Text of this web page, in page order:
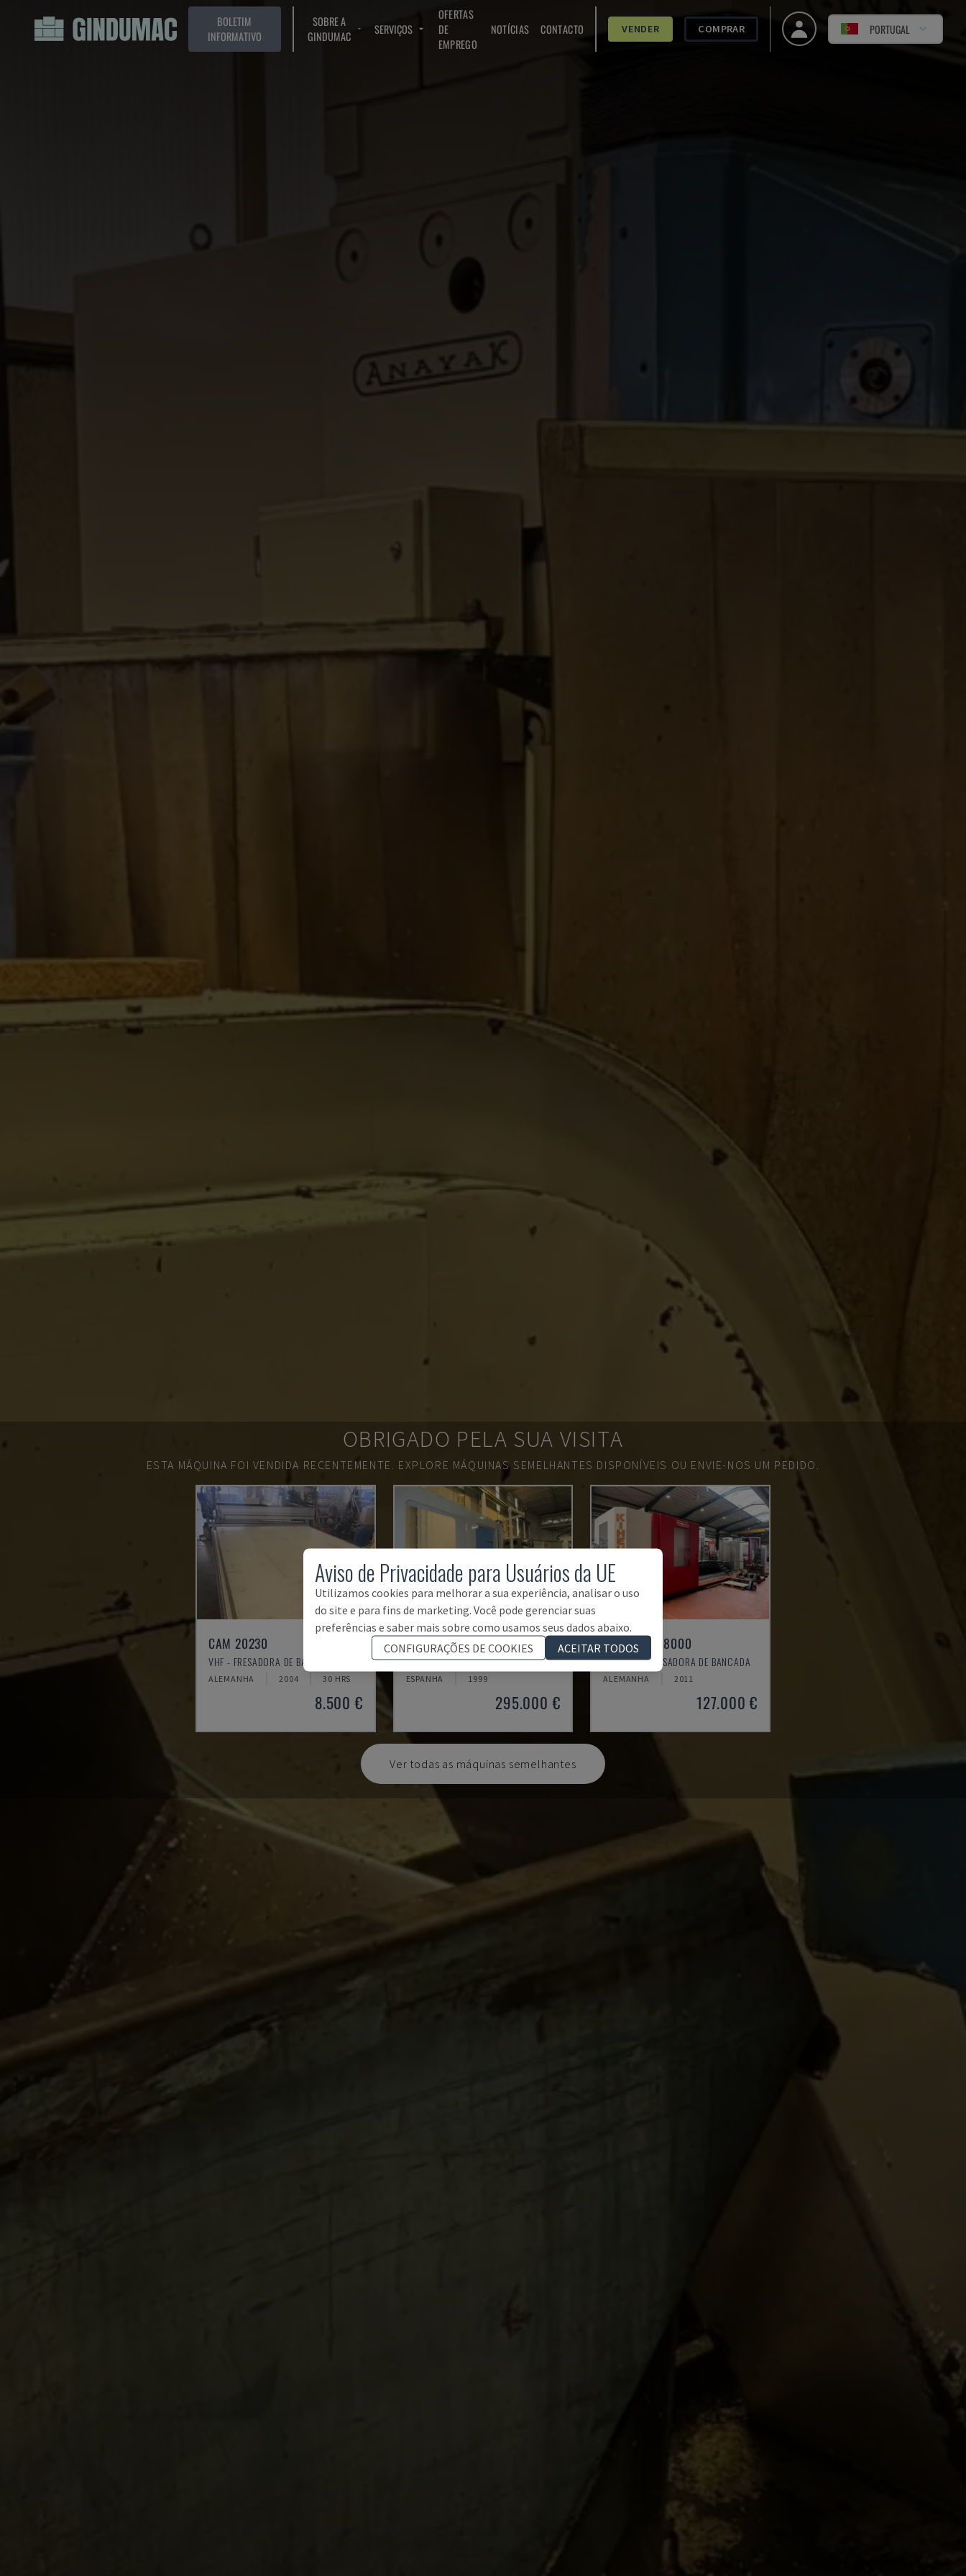
BOLETIM
INFORMATIVO
SOBRE A
GINDUMAC
SERVIÇOS
OFERTAS
DE
EMPREGO
NOTÍCIAS CONTACTO VENDER COMPRAR PORTUGAL
OBRIGADO PELA SUA VISITA
ESTA MÁQUINA FOI VENDIDA RECENTEMENTE. EXPLORE MÁQUINAS SEMELHANTES DISPONÍVEIS OU ENVIE-NOS UM PEDIDO.
CAM 20230
VHF - FRESADORA DE BANCADA
ALEMANHA 2004 30 HRS
8.500 €
SM 8000
SORALUCE - FRESADORA DE BANCADA
ESPANHA 1999
295.000 €
RIGITRAX X 8000
KIHEUNG - FRESADORA DE BANCADA
ALEMANHA 2011
127.000 €
Ver todas as máquinas semelhantes
Aviso de Privacidade para Usuários da UE
Utilizamos cookies para melhorar a sua experiência, analisar o uso
do site e para fins de marketing. Você pode gerenciar suas
preferências e saber mais sobre como usamos seus dados abaixo.
CONFIGURAÇÕES DE COOKIES
ACEITAR TODOS